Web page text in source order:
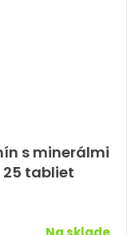
s minerálmi
tabliet